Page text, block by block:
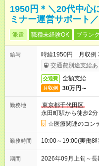
1950円＊＼20代中心
ミナー運営サポート／
派遣 職種未経験OK ブラン
給与
時給1950円 月収例
交通費別途支給あ
交通費 全額支給
月収例 30万円～
勤務地
東京都千代田区
永田町駅から徒歩2分
☆医療関連のコン
勤務時間 10:00～19:00(実働
期間 2026年09月上旬～